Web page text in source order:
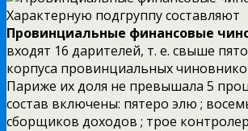
Характерную подгруппу составляют
Провинциальные финансовые
входят 16 дарителей, т. е. свыше
корпуса провинциальных
Париже их доля не превышала 5
состав включены: пятеро элю ;
сборщиков доходов ; трое